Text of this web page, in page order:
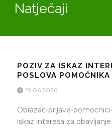
Natječaji
POZIV ZA ISKAZ
POSLOVA
19.06.2026.
Obrazac-prijave-
iskaz interesa za